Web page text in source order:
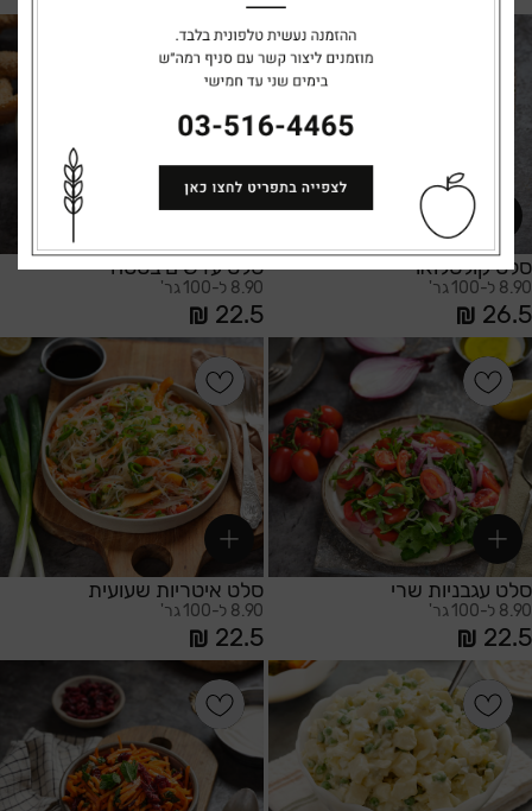
הוספה לסל
סלט קולסלואו
8.90 ל-100 גר'
26.5
הוספה לסל
סלט עדשים בטטה
8.90 ל-100 גר'
22.5
הוספה לסל
סלט עגבניות שרי
8.90 ל-100 גר'
22.5
הוספה לסל
סלט איטריות שעועית
8.90 ל-100 גר'
22.5
הוספה לסל הוספה לסל